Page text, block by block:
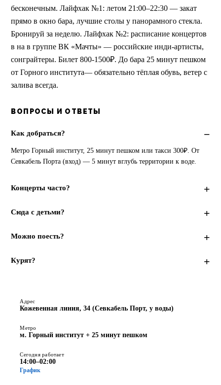
бесконечным. Лайфхак №1: летом 21:00–22:30 — закат
прямо в окно бара, лучшие столы у панорамного стекла.
Бронируй за неделю. Лайфхак №2: расписание концертов
в на в группе ВК «Мачты» — российские инди-артисты,
сонграйтеры. Билет 800-1500₽. До бара 25 минут пешком
от Горного института— обязательно тёплая обувь, ветер с
залива всегда.
ВОПРОСЫ И ОТВЕТЫ
Как добраться?
Метро Горный институт, 25 минут пешком или такси 300₽. От
Севкабель Порта (вход) — 5 минут вглубь территории к воде.
Концерты часто?
Сюда с детьми?
Можно поесть?
Курят?
Адрес
Кожевенная линия, 34 (Севкабель Порт, у воды)
Метро
м. Горный институт + 25 минут пешком
Сегодня работает
14:00–02:00
График